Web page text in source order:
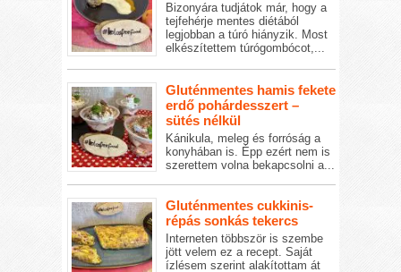
Bizonyára tudjátok már, hogy a
tejfehérje mentes diétából
legjobban a túró hiányzik. Most
elkészítettem túrógombócot,...
Gluténmentes hamis fekete
erdő pohárdesszert –
sütés nélkül
Kánikula, meleg és forróság a
konyhában is. Épp ezért nem is
szerettem volna bekapcsolni a...
Gluténmentes cukkinis-
répás sonkás tekercs
Interneten többször is szembe
jött velem ez a recept. Saját
ízlésem szerint alakítottam át